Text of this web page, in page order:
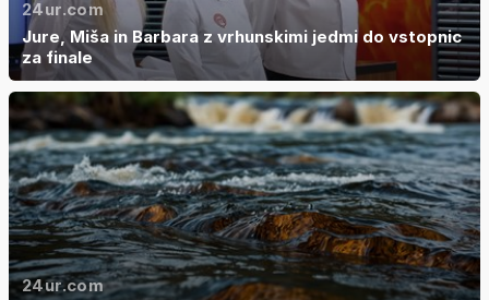
24ur.com
Jure, Miša in Barbara z vrhunskimi jedmi do vstopnic
za finale
24ur.com